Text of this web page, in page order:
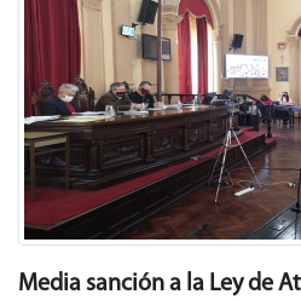
Media sanción a la Ley de